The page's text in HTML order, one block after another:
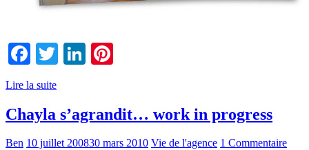
Facebook
TwitterLinkedIn
Lire la suite
Chayla s’agrandit… work in progress
Ben 10 juillet 200830 mars 2010 Vie de l'agence 1 Commentaire